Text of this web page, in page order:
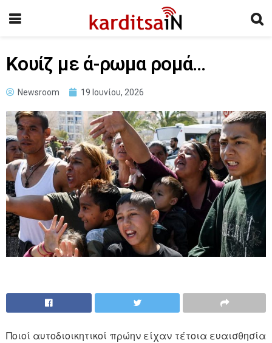
Κουίζ με ά-ρωμα ρομά…
Newsroom 19 Ιουνίου, 2026
Ποιοί αυτοδιοικητικοί πρώην είχαν τέτοια ευαισθησία